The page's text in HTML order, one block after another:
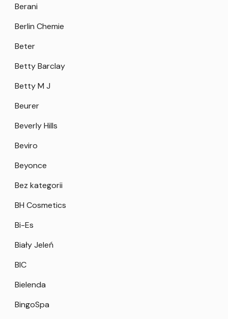
Berani
Berlin Chemie
Beter
Betty Barclay
Betty M J
Beurer
Beverly Hills
Beviro
Beyonce
Bez kategorii
BH Cosmetics
Bi-Es
Biały Jeleń
BIC
Bielenda
BingoSpa